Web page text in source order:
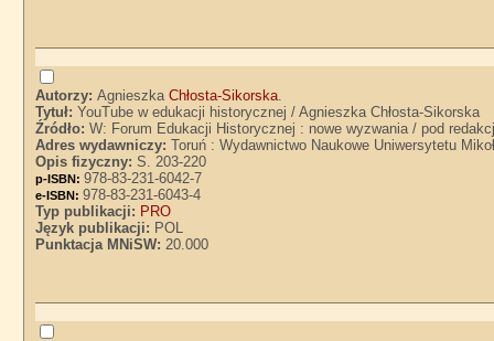
Autorzy:AgnieszkaChłosta-Sikorska.
Tytuł:YouTube w edukacji historycznej / Agnieszka Chłosta-Sikorska
Źródło:W: Forum Edukacji Historycznej : nowe wyzwania / pod
Adres wydawniczy:Toruń : Wydawnictwo Naukowe Uniwersytetu
Opis fizyczny:S. 203-220
p-ISBN:978-83-231-6042-7
e-ISBN:978-83-231-6043-4
Typ publikacji: PRO
Język publikacji: POL
Punktacja MNiSW:20.000